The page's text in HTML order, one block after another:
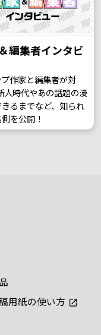
編集者インタビ
作家と編集者が対
人時代やあの話題の漫
るまでなど、知られ
を公開！
用紙の使い方